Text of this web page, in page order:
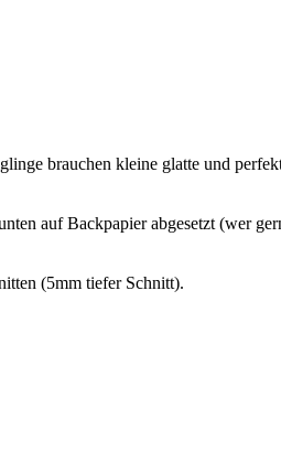
brauchen kleine glatte und
auf Backpapier abgesetzt (wer
(5mm tiefer Schnitt).